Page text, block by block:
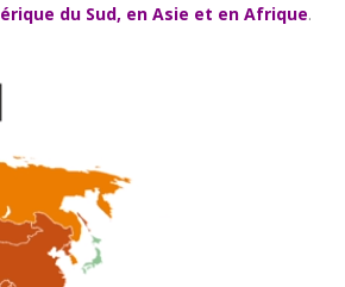
du Sud, en Asie et en Afrique.